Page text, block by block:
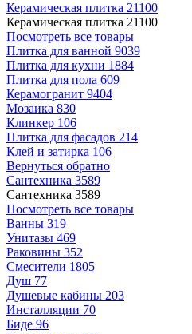
Керамическая плитка 21100
Керамическая плитка 21100
Посмотреть все товары
Плитка для ванной 9039
Плитка для кухни 1884
Плитка для пола 609
Керамогранит 9404
Мозаика 830
Клинкер 106
Плитка для фасадов 214
Клей и затирка 106
Вернуться обратно
Сантехника 3589
Сантехника 3589
Посмотреть все товары
Ванны 319
Унитазы 469
Раковины 352
Смесители 1805
Душ 77
Душевые кабины 203
Инсталляции 70
Биде 96